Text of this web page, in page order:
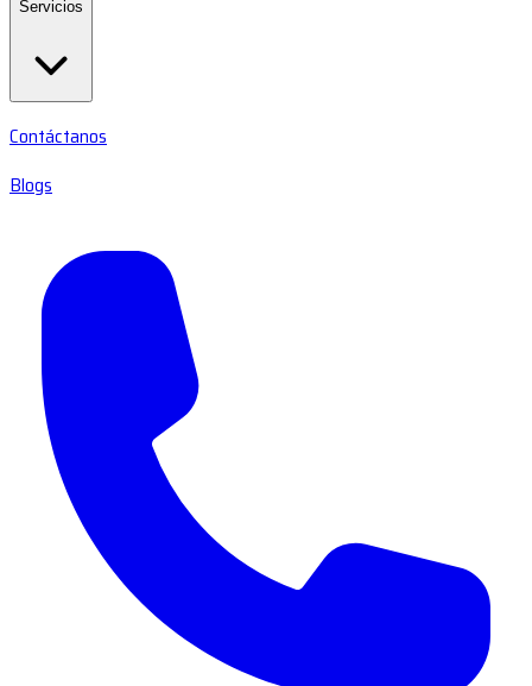
Servicios
Contáctanos
Blogs